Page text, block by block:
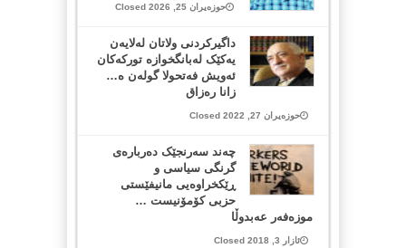
حوزەیران 25, 2026 Closed
داگیرکردنی ولاتان لەلایەن
یەکێک لەبانگخوازە تورکەکان
ئەویش فەتحولا گولەن ە…
زانا رەزاق
حوزەیران 27, 2022 Closed
چەند سەرنجێک دەربارەی
گرنگی سیاسی و
ڕێکخراوەیی مانیفێستی
حزبی کۆمۆنیست …
موزەفەر عەبدوڵا
ئازار 3, 2018 Closed